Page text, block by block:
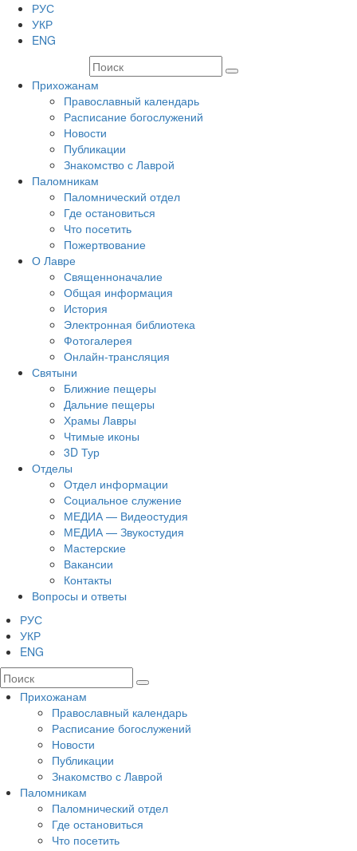
РУС
УКР
ENG
Прихожанам
Православный календарь
Расписание богослужений
Новости
Публикации
Знакомство с Лаврой
Паломникам
Паломнический отдел
Где остановиться
Что посетить
Пожертвование
О Лавре
Священноначалие
Общая информация
История
Электронная библиотека
Фотогалерея
Онлайн-трансляция
Святыни
Ближние пещеры
Дальние пещеры
Храмы Лавры
Чтимые иконы
3D Тур
Отделы
Отдел информации
Социальное служение
МЕДИА — Видеостудия
МЕДИА — Звукостудия
Мастерские
Вакансии
Контакты
Вопросы и ответы
РУС
УКР
ENG
Прихожанам
Православный календарь
Расписание богослужений
Новости
Публикации
Знакомство с Лаврой
Паломникам
Паломнический отдел
Где остановиться
Что посетить